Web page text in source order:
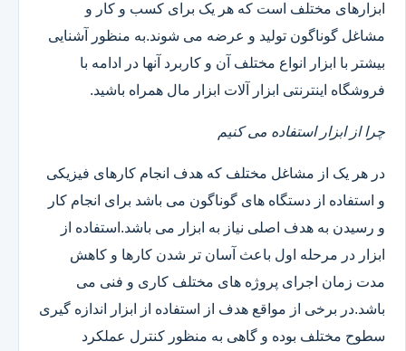
ابزارهای مختلف است که هر یک برای کسب و کار و
مشاغل گوناگون تولید و عرضه می شوند.به منظور آشنایی
بیشتر با ابزار انواع مختلف آن و کاربرد آنها در ادامه با
فروشگاه اینترنتی ابزار آلات ابزار مال همراه باشید.
چرا از ابزار استفاده می کنیم
در هر یک از مشاغل مختلف که هدف انجام کارهای فیزیکی
و استفاده از دستگاه های گوناگون می باشد برای انجام کار
و رسیدن به هدف اصلی نیاز به ابزار می باشد.استفاده از
ابزار در مرحله اول باعث آسان تر شدن کارها و کاهش
مدت زمان اجرای پروژه های مختلف کاری و فنی می
باشد.در برخی از مواقع هدف از استفاده از ابزار اندازه گیری
سطوح مختلف بوده و گاهی به منظور کنترل عملکرد